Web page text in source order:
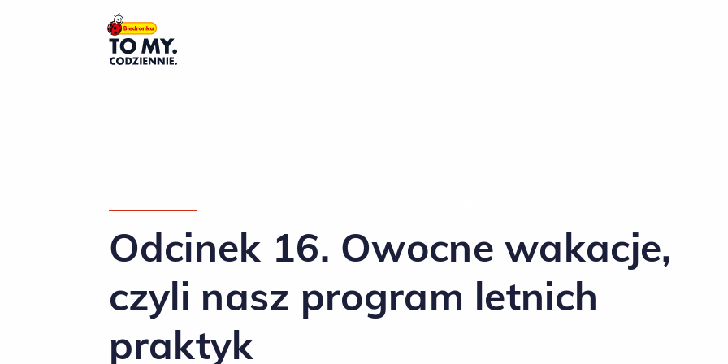
Główne logo
Odcinek 16. Owocne wakacje,
czyli nasz program letnich
praktyk